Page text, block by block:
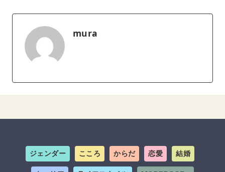
mura
ジェンダー こころ からだ 恋愛 結婚